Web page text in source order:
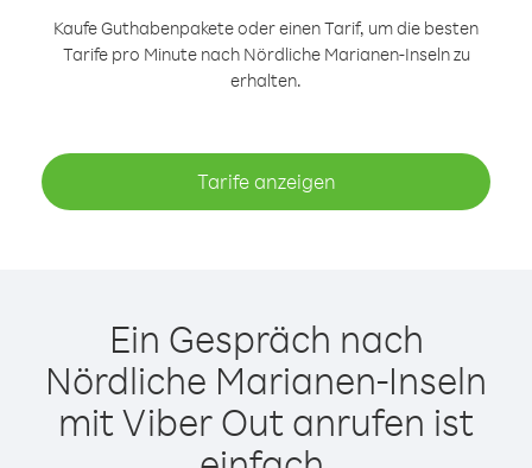
Kaufe Guthabenpakete oder einen Tarif, um die besten
Tarife pro Minute nach Nördliche Marianen-Inseln zu
erhalten.
Tarife anzeigen
Ein Gespräch nach
Nördliche Marianen-Inseln
mit Viber Out anrufen ist